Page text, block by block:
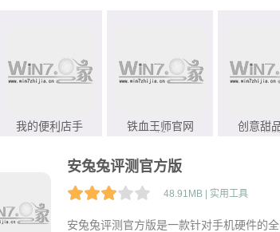
我的便利店手
铁血王师官网
创意甜
安兔兔评测官方版
48.91MB | 实用工具
安兔兔评测官方版是一款针对手机硬件的